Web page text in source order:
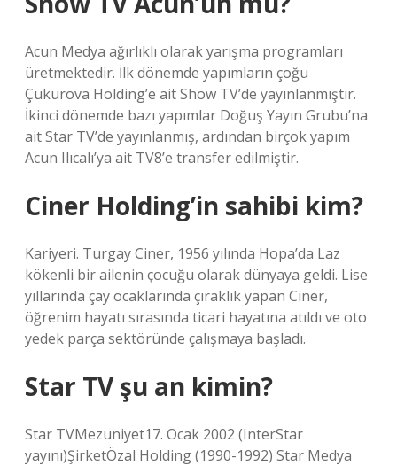
Acun Medya ağırlıklı olarak yarışma programları
üretmektedir. İlk dönemde yapımların çoğu
Çukurova Holding’e ait Show TV’de yayınlanmıştır.
İkinci dönemde bazı yapımlar Doğuş Yayın Grubu’na
ait Star TV’de yayınlanmış, ardından birçok yapım
Acun Ilıcalı’ya ait TV8’e transfer edilmiştir.
Ciner Holding’in sahibi kim?
Kariyeri. Turgay Ciner, 1956 yılında Hopa’da Laz
kökenli bir ailenin çocuğu olarak dünyaya geldi. Lise
yıllarında çay ocaklarında çıraklık yapan Ciner,
öğrenim hayatı sırasında ticari hayatına atıldı ve oto
yedek parça sektöründe çalışmaya başladı.
Star TV şu an kimin?
Star TVMezuniyet17. Ocak 2002 (InterStar
yayını)ŞirketÖzal Holding (1990-1992) Star Medya